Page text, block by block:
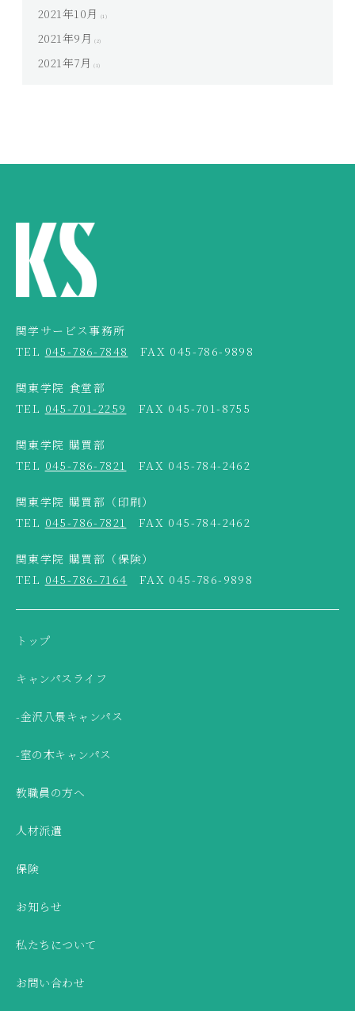
2021年10月 (1)
2021年9月 (2)
2021年7月 (1)
関学サービス事務所
TEL 045-786-7848 FAX 045-786-9898
関東学院 食堂部
TEL 045-701-2259 FAX 045-701-8755
関東学院 購買部
TEL 045-786-7821 FAX 045-784-2462
関東学院 購買部（印刷）
TEL 045-786-7821 FAX 045-784-2462
関東学院 購買部（保険）
TEL 045-786-7164 FAX 045-786-9898
トップ
キャンパスライフ
-金沢八景キャンパス
-室の木キャンパス
教職員の方へ
人材派遣
保険
お知らせ
私たちについて
お問い合わせ